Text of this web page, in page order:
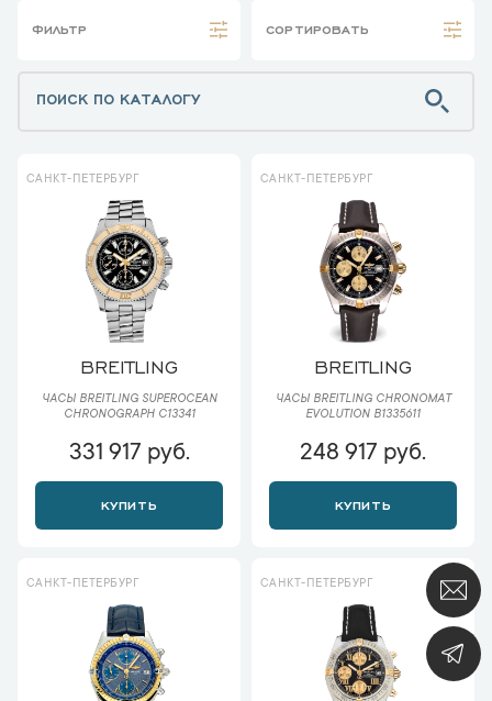
ФИЛЬТР СОРТИРОВАТЬ
САНКТ-ПЕТЕРБУРГ
BREITLING
ЧАСЫ BREITLING SUPEROCEAN
CHRONOGRAPH C13341
331 917 руб.
КУПИТЬ
САНКТ-ПЕТЕРБУРГ
BREITLING
ЧАСЫ BREITLING CHRONOMAT
EVOLUTION B1335611
248 917 руб.
КУПИТЬ
САНКТ-ПЕТЕРБУРГ САНКТ-ПЕТЕРБУРГ